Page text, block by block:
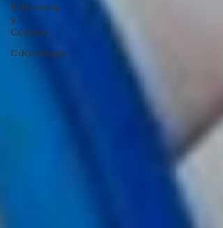
Enfermería
y
Cuidado
Odontología